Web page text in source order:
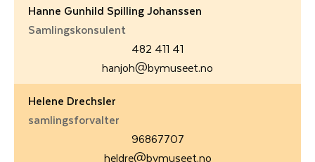
Hanne Gunhild Spilling Johanssen
Samlingskonsulent
482 411 41
hanjoh@bymuseet.no
Helene Drechsler
samlingsforvalter
96867707
heldre@bymuseet.no